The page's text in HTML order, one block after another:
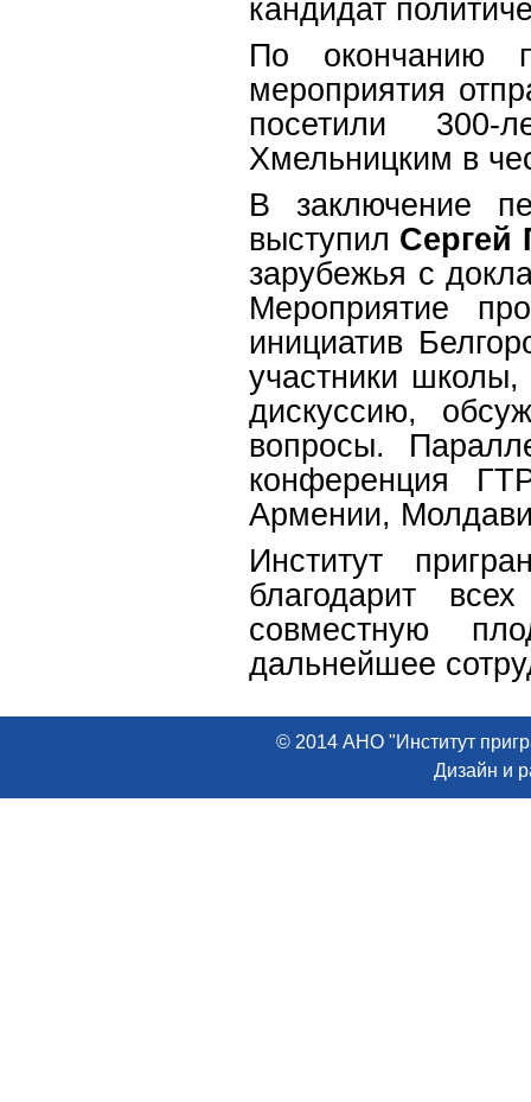
кандидат
По окончанию
мероприятия
посетили 300-
Хмельницким в
В заключение
выступил Сергей
зарубежья с
Мероприятие
инициатив
участники
дискуссию,
вопросы.
конференция
Армении,
Институт
благодарит
совместную
дальнейшее
© 2014 АНО "Институт
Дизайн и